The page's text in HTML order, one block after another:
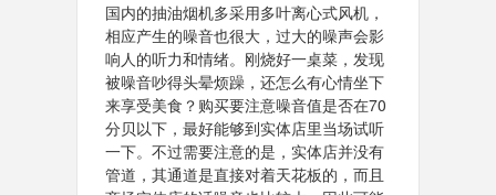
国内的抽油烟机多采用多叶离心式风机，
相应产生的噪音也很大，过大的噪声会影
响人的听力和情绪。刚烧好一桌菜，发现
被噪音吵得头晕烦躁，还怎么有心情坐下
来享受美食？购买要注意噪音值是否在70
分贝以下，最好能够到实体店里当场试听
一下。不过需要注意的是，实体店并没有
管道，其通道是直接对着天花板的，而且